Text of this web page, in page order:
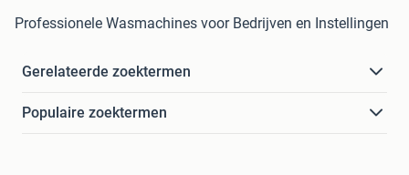
Professionele Wasmachines voor Bedrijven en Instellingen
Gerelateerde zoektermen
Populaire zoektermen